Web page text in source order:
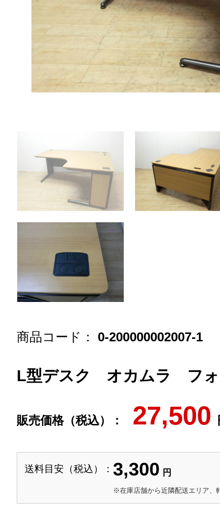
商品コード： 0-200000002007-1
L型デスク オカムラ フォ
販売価格（税込）： 27,500
送料目安（税込）： 3,300 円
※在庫店舗から近隣配送エリア、